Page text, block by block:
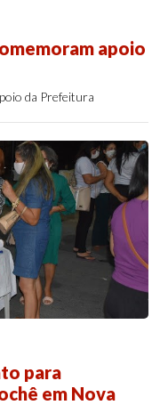
apoio
da Prefeitura
para
em Nova